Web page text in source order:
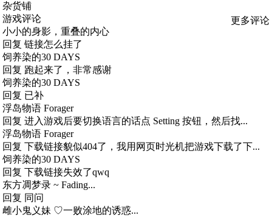
杂货铺
游戏评论
更多评论
小小的身影，重叠的内心
回复 链接怎么挂了
饲养染的30 DAYS
回复 跑起来了，非常感谢
饲养染的30 DAYS
回复 已补
浮岛物语 Forager
回复 进入游戏后要切换语言的话点 Setting 按钮，然后找...
浮岛物语 Forager
回复 下载链接貌似404了，我用网页时光机把游戏下载了下...
饲养染的30 DAYS
回复 下载链接失效了qwq
东方凋梦录 ~ Fading...
回复 同问
雌小鬼义妹 ♡一败涂地的诱惑...